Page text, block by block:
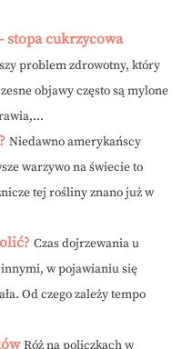
stopa cukrzycowa
problem zdrowotny, który
objawy często są mylone
Niedawno amerykańscy
warzywo na świecie to
tej rośliny znano już w
Czas dojrzewania u
w pojawianiu się
Od czego zależy tempo